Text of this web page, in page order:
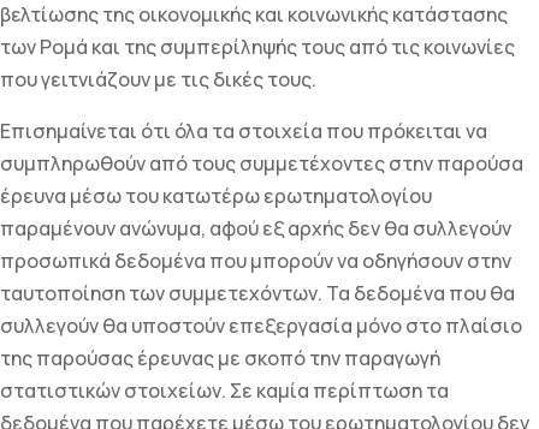
βελτίωσης της οικονομικής και κοινωνικής κατάστασης
των Ρομά και της συμπερίληψής τους από τις κοινωνίες
που γειτνιάζουν με τις δικές τους.
Επισημαίνεται ότι όλα τα στοιχεία που πρόκειται να
συμπληρωθούν από τους συμμετέχοντες στην παρούσα
έρευνα μέσω του κατωτέρω ερωτηματολογίου
παραμένουν ανώνυμα, αφού εξ αρχής δεν θα συλλεγούν
προσωπικά δεδομένα που μπορούν να οδηγήσουν στην
ταυτοποίηση των συμμετεχόντων. Τα δεδομένα που θα
συλλεγούν θα υποστούν επεξεργασία μόνο στο πλαίσιο
της παρούσας έρευνας με σκοπό την παραγωγή
στατιστικών στοιχείων. Σε καμία περίπτωση τα
δεδομένα που παρέχετε μέσω του ερωτηματολογίου δεν